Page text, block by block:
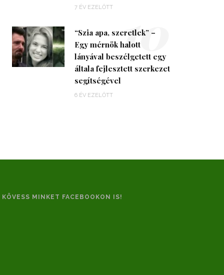
7 ÉV EZELŐTT
“Szia apa, szeretlek” –
Egy mérnök halott
lányával beszélgetett egy
általa fejlesztett szerkezet
segítségével
6 ÉV EZELŐTT
10
KÖVESS MINKET FACEBOOKON IS!